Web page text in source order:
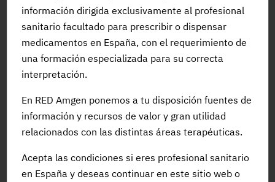
información dirigida exclusivamente al profesional
sanitario facultado para prescribir o dispensar
medicamentos en España, con el requerimiento de
una formación especializada para su correcta
interpretación.
En RED Amgen ponemos a tu disposición fuentes de
información y recursos de valor y gran utilidad
relacionados con las distintas áreas terapéuticas.
Acepta las condiciones si eres profesional sanitario
en España y deseas continuar en este sitio web o
#NovedadesCientificas #Congreso #Guias
#EHA
#EMN
#MielomaMultiple #PTI